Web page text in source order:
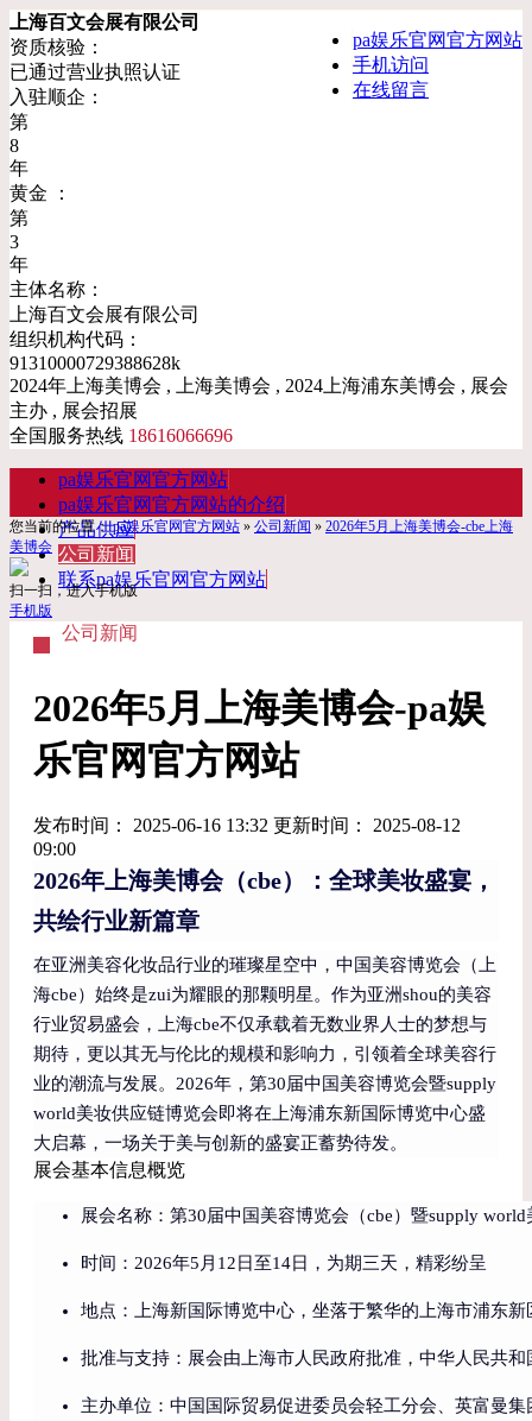
pa娱乐官网官方网站
手机访问
在线留言
上海百文会展有限公司
资质核验：
已通过营业执照认证
入驻顺企：
第
8
年
黄金 ：
第
3
年
主体名称：
上海百文会展有限公司
组织机构代码：
91310000729388628k
2024年上海美博会 , 上海美博会 , 2024上海浦东美博会 , 展会
主办 , 展会招展
全国服务热线 18616066696
pa娱乐官网官方网站
pa娱乐官网官方网站的介绍
产品供应
公司新闻
联系pa娱乐官网官方网站
您当前的位置：pa娱乐官网官方网站 » 公司新闻 » 2026年5月上海美博会-cbe上海
美博会
扫一扫，进入手机版
手机版
公司新闻
2026年5月上海美博会-pa娱
乐官网官方网站
发布时间： 2025-06-16 13:32 更新时间： 2025-08-12
09:00
2026年上海美博会（cbe）：全球美妆盛宴，
共绘行业新篇章
在亚洲美容化妆品行业的璀璨星空中，中国美容博览会（上
海cbe）始终是zui为耀眼的那颗明星。作为亚洲shou的美容
行业贸易盛会，上海cbe不仅承载着无数业界人士的梦想与
期待，更以其无与伦比的规模和影响力，引领着全球美容行
业的潮流与发展。2026年，第30届中国美容博览会暨supply
world美妆供应链博览会即将在上海浦东新国际博览中心盛
大启幕，一场关于美与创新的盛宴正蓄势待发。
展会基本信息概览
展会名称：第30届中国美容博览会（cbe）暨supply
时间：2026年5月12日至14日，为期三天，精彩纷呈
地点：上海新国际博览中心，坐落于繁华的上海市浦东
批准与支持：展会由上海市人民政府批准，中华人民共
主办单位：中国国际贸易促进委员会轻工分会、英富曼